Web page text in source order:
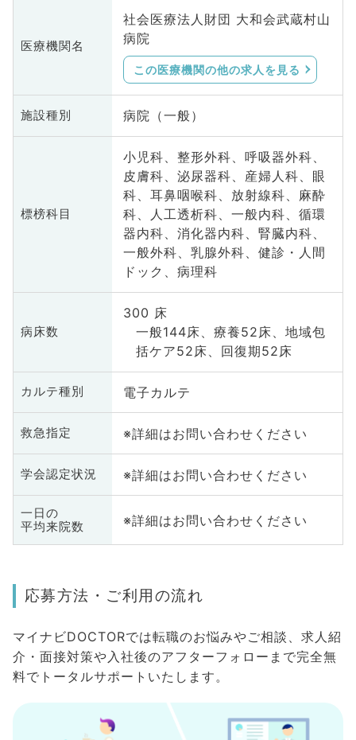
医療機関名
社会医療法人財団 大和会武蔵村山
病院
この医療機関の他の求人を見る
施設種別 病院（一般）
標榜科目
小児科、整形外科、呼吸器外科、
皮膚科、泌尿器科、産婦人科、眼
科、耳鼻咽喉科、放射線科、麻酔
科、人工透析科、一般内科、循環
器内科、消化器内科、腎臓内科、
一般外科、乳腺外科、健診・人間
ドック、病理科
病床数
300 床
一般144床、療養52床、地域包
括ケア52床、回復期52床
カルテ種別 電子カルテ
救急指定 ※詳細はお問い合わせください
学会認定状況 ※詳細はお問い合わせください
一日の
平均来院数
※詳細はお問い合わせください
応募方法・ご利用の流れ
マイナビDOCTORでは転職のお悩みやご相談、求人紹
介・面接対策や入社後のアフターフォローまで完全無
料でトータルサポートいたします。